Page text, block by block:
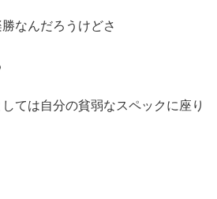
なんだろうけどさ
ては自分の貧弱なスペックに座り